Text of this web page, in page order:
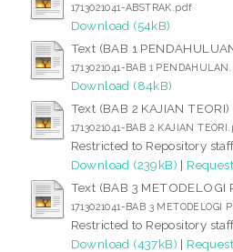
1713021041-ABSTRAK.pdf
Download (54kB)
Text (BAB 1
1713021041-BAB 1
Download (84kB)
Text (BAB 2 KAJIAN TEORI)
1713021041-BAB 2 KAJIAN
Restricted to Repository
Download (239kB) |
Text (BAB 3 METODELOGI
1713021041-BAB 3 METODELOGI
Restricted to Repository
Download (437kB) |